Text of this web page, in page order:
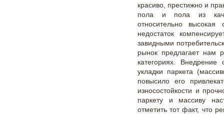
красиво, престижно и
пола и пола из
относительно высокая
недостаток
завидными
рынок предлагает нам
категориях. Внедрение
укладки паркета
повысило его
износостойкости и
паркету и массиву
отметить тот факт, что